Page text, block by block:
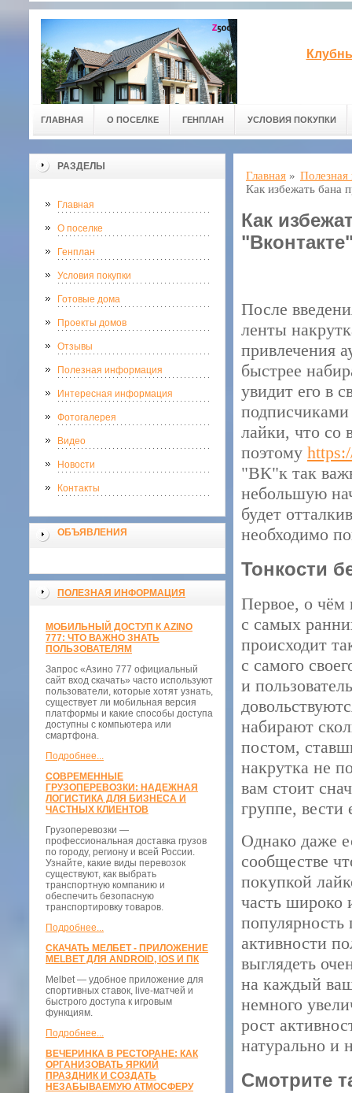
ГЛАВНАЯ О ПОСЕЛКЕ ГЕНПЛАН УСЛОВИЯ ПОКУПКИ
РАЗДЕЛЫ
Главная
О поселке
Генплан
Условия покупки
Готовые дома
Проекты домов
Отзывы
Полезная информация
Интересная информация
Фотогалерея
Видео
Новости
Контакты
ОБЪЯВЛЕНИЯ
ПОЛЕЗНАЯ ИНФОРМАЦИЯ
МОБИЛЬНЫЙ ДОСТУП К AZINO
777: ЧТО ВАЖНО ЗНАТЬ
ПОЛЬЗОВАТЕЛЯМ
Запрос «Азино 777 официальный
сайт вход скачать» часто используют
пользователи, которые хотят узнать,
существует ли мобильная версия
платформы и какие способы доступа
доступны с компьютера или
смартфона.
Подробнее...
СОВРЕМЕННЫЕ
ГРУЗОПЕРЕВОЗКИ: НАДЕЖНАЯ
ЛОГИСТИКА ДЛЯ БИЗНЕСА И
ЧАСТНЫХ КЛИЕНТОВ
Грузоперевозки —
профессиональная доставка грузов
по городу, региону и всей России.
Узнайте, какие виды перевозок
существуют, как выбрать
транспортную компанию и
обеспечить безопасную
транспортировку товаров.
Подробнее...
СКАЧАТЬ МЕЛБЕТ - ПРИЛОЖЕНИЕ
MELBET ДЛЯ ANDROID, IOS И ПК
Melbet — удобное приложение для
спортивных ставок, live-матчей и
быстрого доступа к игровым
функциям.
Подробнее...
ВЕЧЕРИНКА В РЕСТОРАНЕ: КАК
ОРГАНИЗОВАТЬ ЯРКИЙ
ПРАЗДНИК И СОЗДАТЬ
НЕЗАБЫВАЕМУЮ АТМОСФЕРУ
Главная »
Как избежать бана
Как
После
ленты
привлечения
быстрее
увидит его в
лайки, что со
поэтому
"ВК"к так
небольшую
будет
необходимо
Тонкости
Первое, о чём
с самых
происходит
с самого
и
набирают
постом,
накрутка не
вам стоит
группе, вести
Однако даже
сообществе
покупкой
часть широко
популярность
активности
выглядеть
на каждый
немного
рост
натурально и
Смотрите